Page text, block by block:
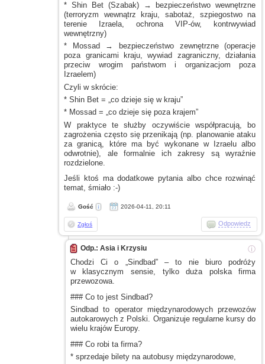
* Shin Bet (Szabak) → bezpieczeństwo wewnętrzne
(terroryzm wewnątrz kraju, sabotaż, szpiegostwo na
terenie Izraela, ochrona VIP-ów, kontrwywiad
wewnętrzny)
* Mossad → bezpieczeństwo zewnętrzne (operacje
poza granicami kraju, wywiad zagraniczny, działania
przeciw wrogim państwomi organizacjom poza
Izraelem)
Czyliw skrócie:
* Shin Bet = „co dzieje sięw kraju”
* Mossad = „co dzieje się poza krajem”
W praktycete służby oczywiście współpracują, bo
zagrożenia często się przenikają (np. planowanie ataku
za granicą, które ma być wykonane w Izraelu albo
odwrotnie), ale formalnie ich zakresy są wyraźnie
rozdzielone.
Jeśli ktoś ma dodatkowe pytania albo chce rozwinąć
temat, śmiało :-)
Gość 2026-04-11, 20:11
Zgłoś Odpowiedz
ⓘ
Odp.: Asia i Krzysiu
Chodzi Cio „Sindbad”– to nie biuro podróży
w klasycznym sensie, tylko duża polska firma
przewozowa.
### Co to jest Sindbad?
Sindbad to operator międzynarodowych przewozów
autokarowych z Polski. Organizuje regularne kursy do
wielu krajów Europy.
### Co robi ta firma?
* sprzedaje bilety na autobusy międzynarodowe,